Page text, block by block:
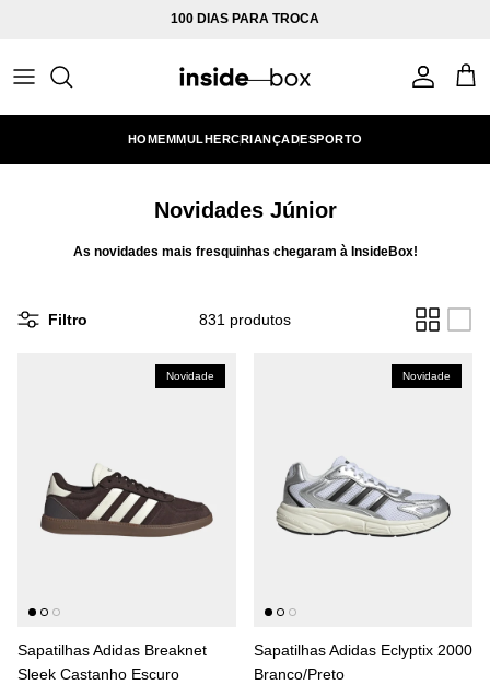
100 DIAS PARA TROCA
Conta
HOMEMMULHERCRIANÇADESPORTO
Novidades Júnior
As novidades mais fresquinhas chegaram à InsideBox!
Filtro 831 produtos
Novidade
Sapatilhas Adidas Breaknet
Sleek Castanho Escuro
Novidade
Sapatilhas Adidas Eclyptix 2000
Branco/Preto